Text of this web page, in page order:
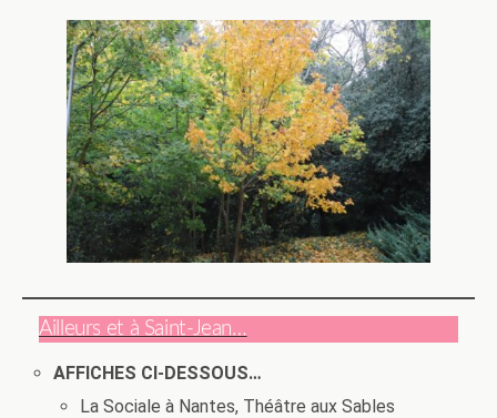
Ailleurs et à Saint-Jean…
AFFICHES CI-DESSOUS…
La Sociale à Nantes, Théâtre aux Sables